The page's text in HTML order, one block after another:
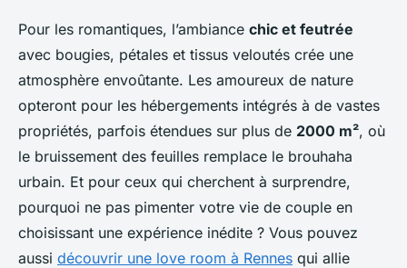
Pour les romantiques, l’ambiance chic et feutrée
avec bougies, pétales et tissus veloutés crée une
atmosphère envoûtante. Les amoureux de nature
opteront pour les hébergements intégrés à de vastes
propriétés, parfois étendues sur plus de 2000 m², où
le bruissement des feuilles remplace le brouhaha
urbain. Et pour ceux qui cherchent à surprendre,
pourquoi ne pas pimenter votre vie de couple en
choisissant une expérience inédite ? Vous pouvez
aussi découvrir une love room à Rennes qui allie